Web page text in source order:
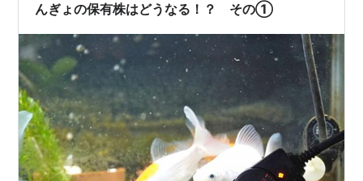
んぎょの保有株はどうなる！？ その①